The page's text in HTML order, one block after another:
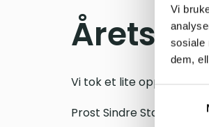
Vi
sosiale
dem,
Årets
Vi tok et lite opphold i
Prost Sindre Stabell